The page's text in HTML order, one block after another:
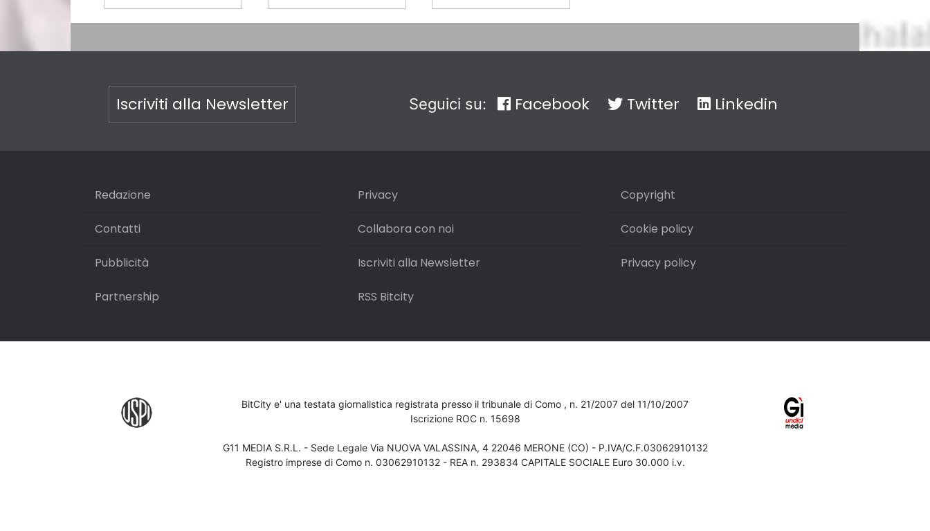
Iscriviti alla Newsletter Seguici su: Facebook Twitter Linkedin
Redazione
Contatti
Pubblicità
Partnership
Privacy
Collabora con noi
Iscriviti alla Newsletter
RSS Bitcity
Copyright
Cookie policy
Privacy policy
BitCity e' una testata giornalistica registrata presso il tribunale di Como , n. 21/2007 del 11/10/2007
Iscrizione ROC n. 15698
G11 MEDIA S.R.L. - Sede Legale Via NUOVA VALASSINA, 4 22046 MERONE (CO) - P.IVA/C.F.03062910132
Registro imprese di Como n. 03062910132 - REA n. 293834 CAPITALE SOCIALE Euro 30.000 i.v.